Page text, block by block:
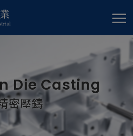
Die Casting
密壓鑄